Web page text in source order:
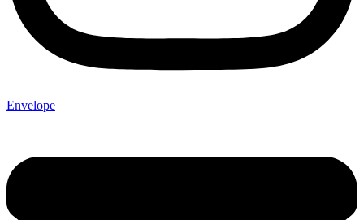
Envelope